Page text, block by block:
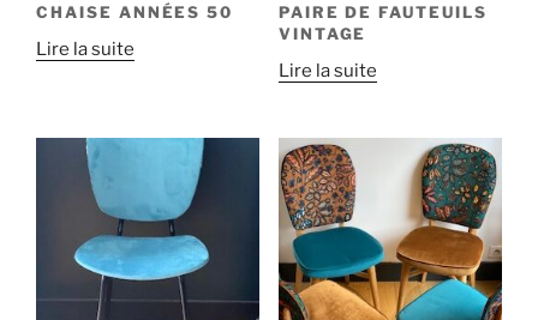
CHAISE ANNÉES 50
Lire la suite
PAIRE DE FAUTEUILS
VINTAGE
Lire la suite